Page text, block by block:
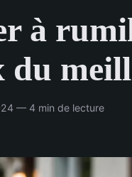
à
du
— 4 min de lecture